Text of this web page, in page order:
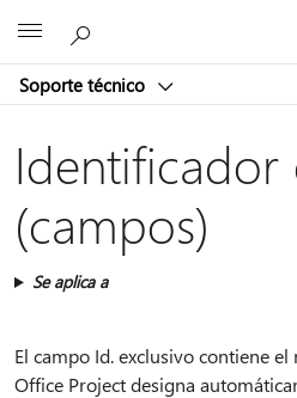
Soporte técnico
Identificador
(campos)
Se aplica a
El campo Id. exclusivo contiene
Office Project designa